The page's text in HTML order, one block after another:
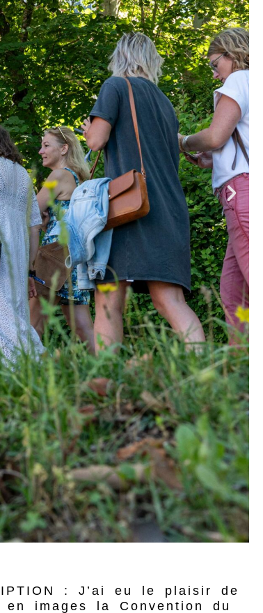
: J’ai eu le plaisir de
en images la Convention du